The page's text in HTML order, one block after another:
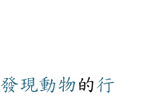
發現動物的行